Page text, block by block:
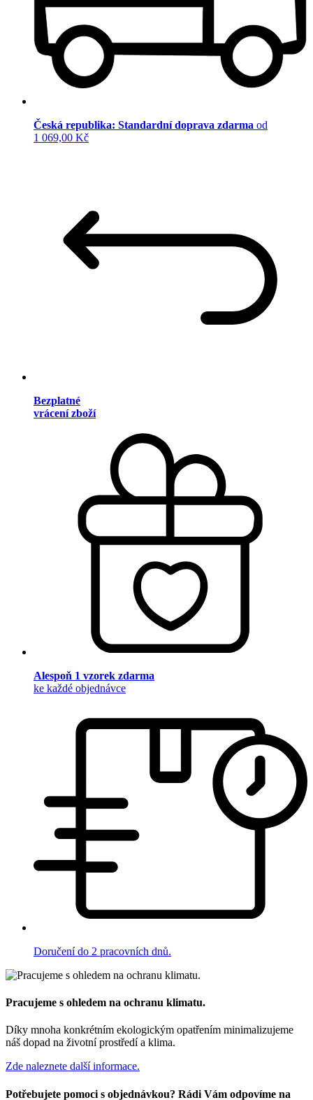
Česká republika: Standardní doprava zdarma od
1 069,00 Kč
Bezplatné
vrácení zboží
Alespoň 1 vzorek zdarma
ke každé objednávce
Doručení do 2 pracovních dnů.
Pracujeme s ohledem na ochranu klimatu.
Díky mnoha konkrétním ekologickým opatřením minimalizujeme
náš dopad na životní prostředí a klima.
Zde naleznete další informace.
Potřebujete pomoci s objednávkou? Rádi Vám odpovíme na